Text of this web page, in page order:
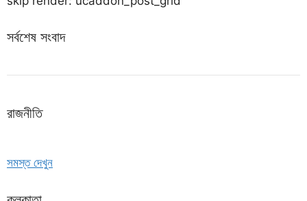
সর্বশেষ সংবাদ
রাজনীতি
সমস্ত দেখুন